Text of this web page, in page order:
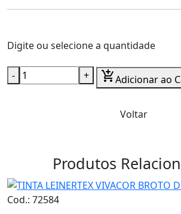
Digite ou selecione a quantidade
- + add_shopping_cartAdicionar ao
Voltar
Produtos
Cod.: 72584